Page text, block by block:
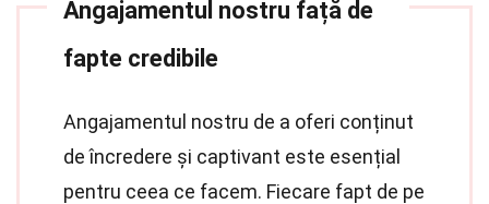
Angajamentul nostru față de
fapte credibile
Angajamentul nostru de a oferi conținut
de încredere și captivant este esențial
pentru ceea ce facem. Fiecare fapt de pe